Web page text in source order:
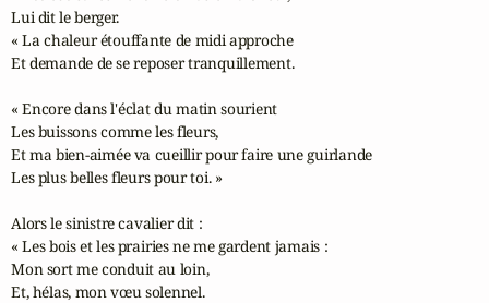
Lui dit le berger.
« La chaleur étouffante de midi approche
Et demande de se reposer tranquillement.
« Encore dans l'éclat du matin sourient
Les buissons comme les fleurs,
Et ma bien-aimée va cueillir pour faire une guirlande
Les plus belles fleurs pour toi. »
Alors le sinistre cavalier dit :
« Les bois et les prairies ne me gardent jamais :
Mon sort me conduit au loin,
Et, hélas, mon vœu solennel.